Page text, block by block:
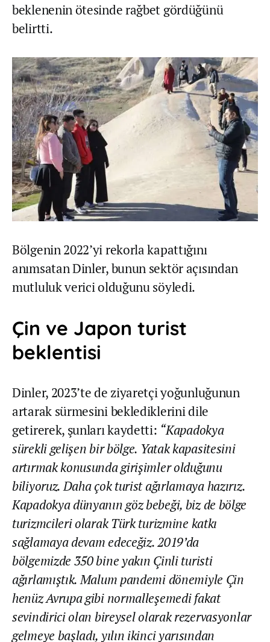
beklenenin ötesinde rağbet gördüğünü
belirtti.
Bölgenin 2022’yi rekorla kapattığını
anımsatan Dinler, bunun sektör açısından
mutluluk verici olduğunu söyledi.
Çin ve Japon turist
beklentisi
Dinler, 2023’te de ziyaretçi yoğunluğunun
artarak sürmesini beklediklerini dile
getirerek, şunları kaydetti: “Kapadokya
sürekli gelişen bir bölge. Yatak kapasitesini
artırmak konusunda girişimler olduğunu
biliyoruz. Daha çok turist ağırlamaya hazırız.
Kapadokya dünyanın göz bebeği, biz de bölge
turizmcileri olarak Türk turizmine katkı
sağlamaya devam edeceğiz. 2019’da
bölgemizde 350 bine yakın Çinli turisti
ağırlamıştık. Malum pandemi dönemiyle Çin
henüz Avrupa gibi normalleşemedi fakat
sevindirici olan bireysel olarak rezervasyonlar
gelmeye başladı, yılın ikinci yarısından